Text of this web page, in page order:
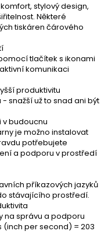
stylový design,
Některé
tiskáren čárového
tlačítek s ikonami
komunikaci
produktivitu
snažší už to snad ani být
v budoucnu
je možno instalovat
potřebujete
a podporu v prostředí
příkazových jazyků
stávajícího prostředí.
na správu a podporu
(inch per second) = 203